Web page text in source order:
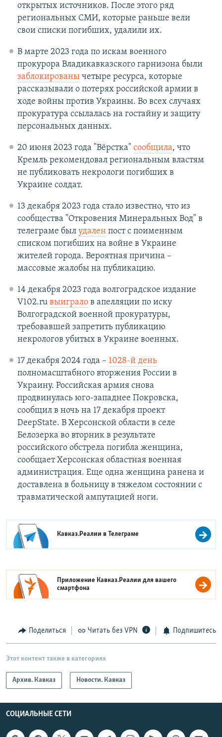
открытых источников. После этого ряд
региональных СМИ, которые раньше вели
свои списки погибших, удалили их.
В марте 2023 года по искам военного
прокурора Владикавказского гарнизона были
заблокированычетыре ресурса, которые
рассказывали о потерях российской армии в
ходе войны против Украины. Во всех случаях
прокуратура ссылалась на гостайну и защиту
персональных данных.
20 июня 2023 года "Вёрстка" сообщила, что
Кремль рекомендовал региональным властям
не публиковать некрологи погибших в
Украине солдат.
13 декабря 2023 года стало известно, что из
сообщества "Откровения Минеральных Вод" в
телеграме был удаленпост с поименным
списком погибших на войне в Украине
жителей города. Вероятная причина –
массовые жалобы на публикацию.
14 декабря 2023 года волгоградское издание
V102.ru выигралов апелляции по иску
Волгоградской военной прокуратуры,
требовавшей запретить публикацию
некрологов убитых в Украине военных.
17 декабря 2024 года – 1028-й день
полномасштабного вторжения России в
Украину. Российская армия снова
продвинулась юго-западнее Покровска,
сообщил в ночь на 17 декабря проект
DeepState. В Херсонской области в селе
Белозерка во вторник в результате
российского обстрела погибла женщина,
сообщает Херсонская областная военная
администрация. Еще одна женщина ранена и
доставлена в больницу в тяжелом состоянии с
травматической ампутацией ноги.
Кавказ.Реалии вТелеграме
Приложение Кавказ.Реалии для вашего
смартфона
Поделиться Читать без VPN Подпишитесь
Этот контент также в категориях
Архив. Кавказ Новости. Кавказ
СОЦИАЛЬНЫЕ СЕТИ